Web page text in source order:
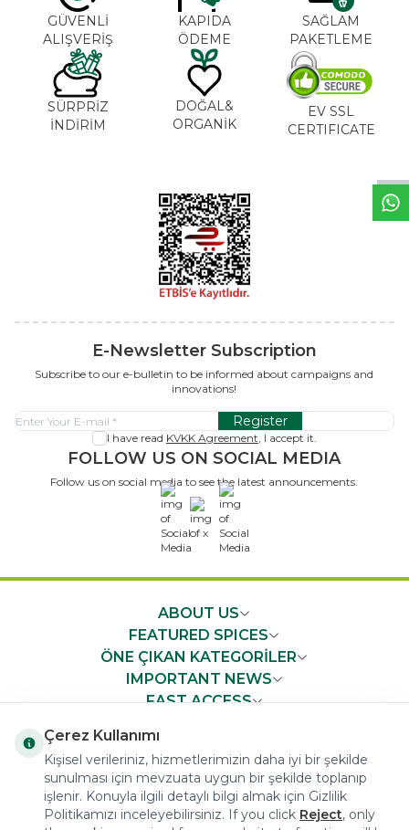
GÜVENLİ
ALIŞVERİŞ
KAPIDA
ÖDEME
SAĞLAM
PAKETLEME
SÜRPRİZ
İNDİRİM
DOĞAL&
ORGANİK
EV SSL
CERTIFICATE
E-Newsletter Subscription
Subscribe to our e-bulletin to be informed about campaigns and
innovations!
Register
I have read KVKK Agreement, I accept it.
FOLLOW US ON SOCIAL MEDIA
Follow us on social media to see the latest announcements.
x
ABOUT US
FEATURED SPICES
ÖNE ÇIKAN KATEGORİLER
IMPORTANT NEWS
FAST ACCESS
COPYRIGHT © 2023 arifoglu.com ALL RIGHTS RESERVED
Çerez Kullanımı
Kişisel verileriniz, hizmetlerimizin daha iyi bir şekilde
sunulması için mevzuata uygun bir şekilde toplanıp
işlenir. Konuyla ilgili detaylı bilgi almak için Gizlilik
Politikamızı inceleyebilirsiniz. If you click Reject, only